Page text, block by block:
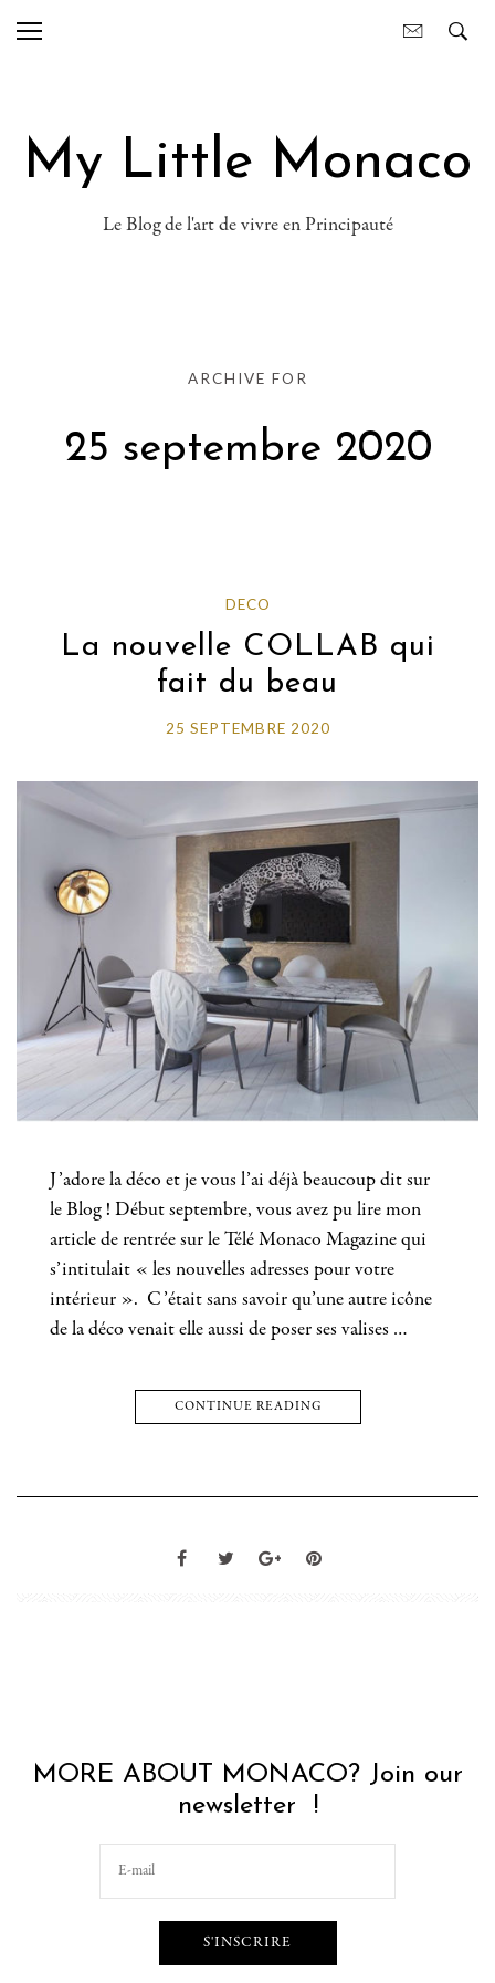
My Little Monaco
Le Blog de l'art de vivre en Principauté
ARCHIVE FOR
25 septembre 2020
DECO
La nouvelle COLLAB qui
fait du beau
25 SEPTEMBRE 2020
J’adore la déco et je vous l’ai déjà beaucoup dit sur
le Blog ! Début septembre, vous avez pu lire mon
article de rentrée sur le Télé Monaco Magazine qui
s’intitulait « les nouvelles adresses pour votre
intérieur ». C’était sans savoir qu’une autre icône
de la déco venait elle aussi de poser ses valises …
CONTINUE READING
MORE ABOUT MONACO? Join our
newsletter !